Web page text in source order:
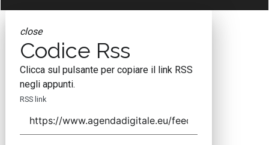
close
Codice Rss
Clicca sul pulsante per copiare il link RSS
negli appunti.
RSS link